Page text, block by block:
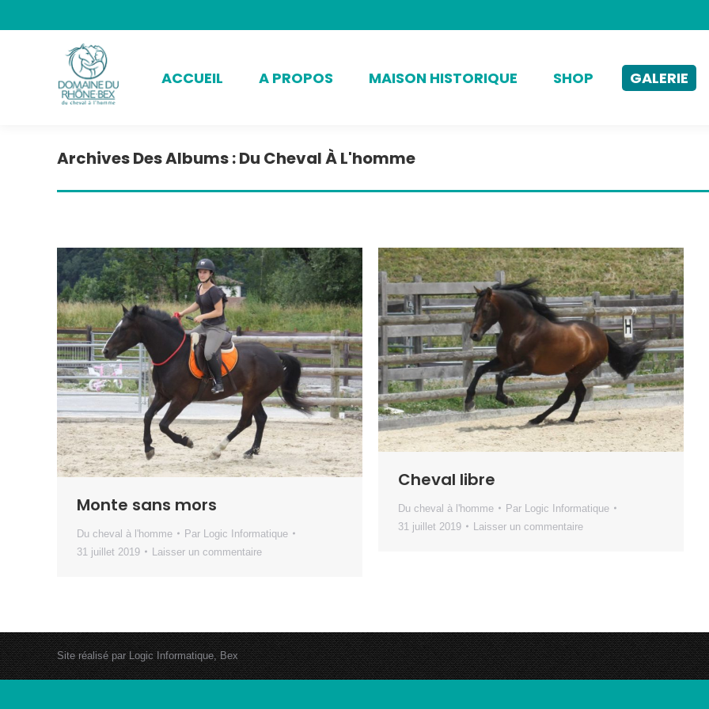
ACCUEIL A PROPOS MAISON HISTORIQUE SHOP GALERIE
Archives Des Albums :Du Cheval À L'homme
Monte sans mors
Du cheval à l'homme Par
Logic Informatique
31 juillet 2019
Laisser un commentaire
Cheval libre
Du cheval à l'homme Par Logic Informatique
31 juillet 2019
Laisser un commentaire
Site réalisé par Logic Informatique, Bex